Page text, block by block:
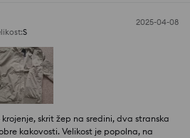
2025-04-08
:S
skrit žep na sredini, dva stranska
kakovosti. Velikost je popolna, na